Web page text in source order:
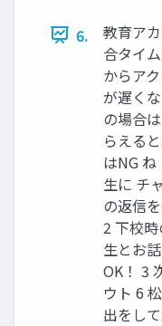
6.
教育ア
合タイ
からア
が遅く
の場合
らえる
はNG
生に チ
の返信
2 下校
生とお
OK！ 3
ウト 6
出をし